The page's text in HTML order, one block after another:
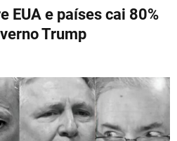
n
EUA e países cai 80%
Trump